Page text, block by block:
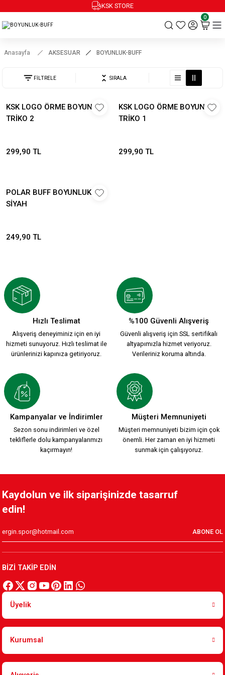
KSK STORE
0
Anasayfa AKSESUAR BOYUNLUK-BUFF
FİLTRELE SIRALA
KSK LOGO ÖRME BOYUNLUK
TRİKO 2
299,90 TL
KSK LOGO ÖRME BOYUNLUK
TRİKO 1
299,90 TL
POLAR BUFF BOYUNLUK
SİYAH
249,90 TL
Hızlı Teslimat
Alışveriş deneyiminiz için en iyi
hizmeti sunuyoruz. Hızlı teslimat ile
ürünlerinizi kapınıza getiriyoruz.
%100 Güvenli Alışveriş
Güvenli alışveriş için SSL sertifikalı
altyapımızla hizmet veriyoruz.
Verileriniz koruma altında.
Kampanyalar ve İndirimler
Sezon sonu indirimleri ve özel
tekliflerle dolu kampanyalarımızı
kaçırmayın!
Müşteri Memnuniyeti
Müşteri memnuniyeti bizim için çok
önemli. Her zaman en iyi hizmeti
sunmak için çalışıyoruz.
Kaydolun ve ilk siparişinizde tasarruf
edin!
ABONE OL
BİZİ TAKİP EDİN
Üyelik
Kurumsal